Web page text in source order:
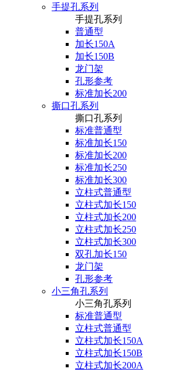
手提孔系列
手提孔系列
普通型
加长150A
加长150B
龙门架
孔形参考
标准加长200
撕口孔系列
撕口孔系列
标准普通型
标准加长150
标准加长200
标准加长250
标准加长300
立柱式普通型
立柱式加长150
立柱式加长200
立柱式加长250
立柱式加长300
双孔加长150
龙门架
孔形参考
小三角孔系列
小三角孔系列
标准普通型
立柱式普通型
立柱式加长150A
立柱式加长150B
立柱式加长200A